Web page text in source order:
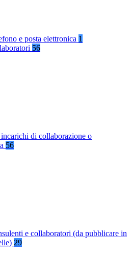
e posta elettronica 1
56
di collaborazione o
56
e collaboratori (da pubblicare in
29